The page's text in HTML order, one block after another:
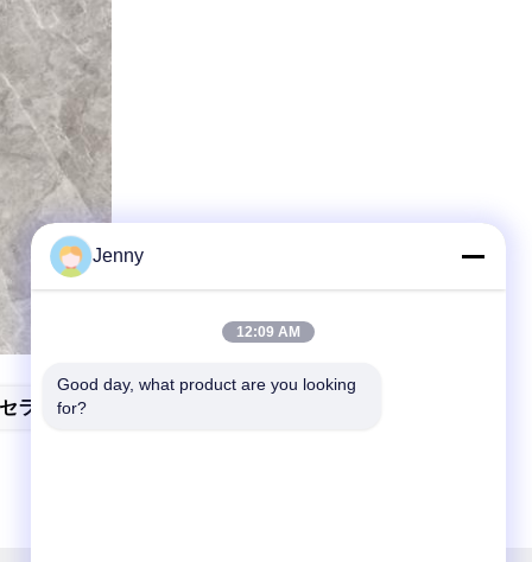
ラミック タイル
Jenny
12:09 AM
Good day, what product are you looking
for?